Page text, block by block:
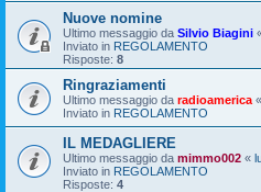
Nuove nomine
Ultimo messaggio da Silvio Biagini
Inviato in REGOLAMENTO
Risposte: 8
Ringraziamenti
Ultimo messaggio da radioamerica «
Inviato in REGOLAMENTO
IL MEDAGLIERE
Ultimo messaggio da mimmo002 «
Inviato in REGOLAMENTO
Risposte: 4